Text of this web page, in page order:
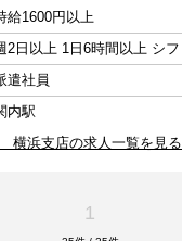
給1600円以上
遣社員
内駅
横浜支店の求人一覧を見る
1